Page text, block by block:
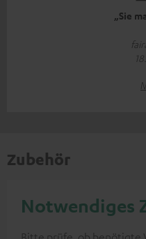
„Sie
Zubehör
Notwendiges